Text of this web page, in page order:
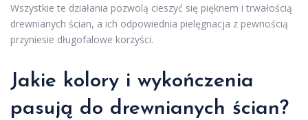
Wszystkie te działania pozwolą cieszyć się pięknem i trwałością
drewnianych ścian, a ich odpowiednia pielęgnacja z pewnością
przyniesie długofalowe korzyści.
Jakie kolory i wykończenia
pasują do drewnianych ścian?